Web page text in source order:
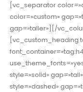
[vc_separator
color=»custom»
gap=»taller»][/
[vc_custom_heading
style=»solid»
style=»dashed»